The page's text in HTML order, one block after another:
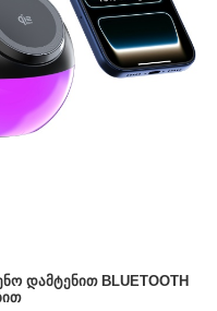
ᲓᲐᲛᲢᲔᲜᲘᲗ BLUETOOTH